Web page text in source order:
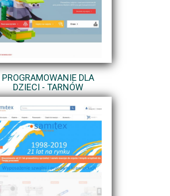
PROGRAMOWANIE DLA
DZIECI - TARNÓW